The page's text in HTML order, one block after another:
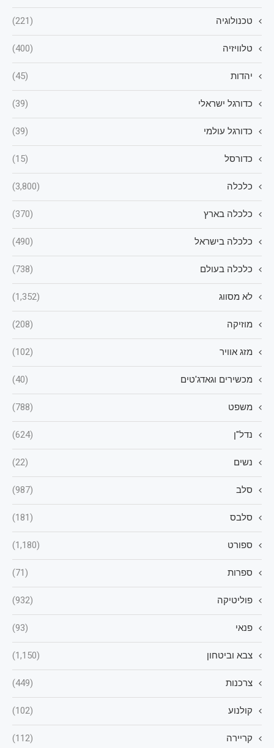
טכנולוגיה (221)
טלוויזיה (400)
יהדות (45)
כדורגל ישראלי (39)
כדורגל עולמי (39)
כדורסל (15)
כלכלה (3,800)
כלכלה בארץ (370)
כלכלה בישראל (490)
כלכלה בעולם (738)
לא מסווג (1,352)
מוזיקה (208)
מזג אוויר (102)
מכשירים וגאדג'טים (40)
משפט (788)
נדל"ן (624)
נשים (22)
סלב (987)
סלבס (181)
ספורט (1,180)
ספרות (71)
פוליטיקה (932)
פנאי (93)
צבא וביטחון (1,150)
צרכנות (449)
קולנוע (102)
קריירה (112)